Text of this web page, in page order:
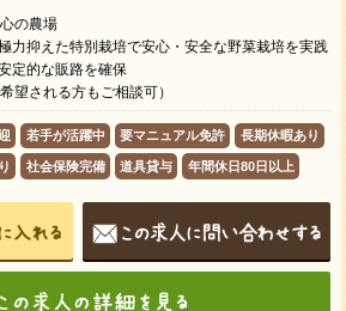
の農場
力抑えた特別栽培で安心・安全な野菜栽培を実践
定的な販路を確保
望される方もご相談可）
若手が活躍中 要マニュアル免許 長期休暇あり
社会保険完備 道具貸与 年間休日80日以上